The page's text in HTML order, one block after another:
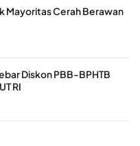
Mayoritas Cerah Berawan
Diskon PBB-BPHTB
RI